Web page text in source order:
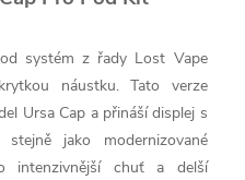
systém z řady Lost Vape
náustku. Tato verze
Ursa Cap a přináší displej s
jako modernizované
intenzivnější chuť a delší